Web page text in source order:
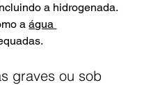
a hidrogenada.
a água
graves ou sob